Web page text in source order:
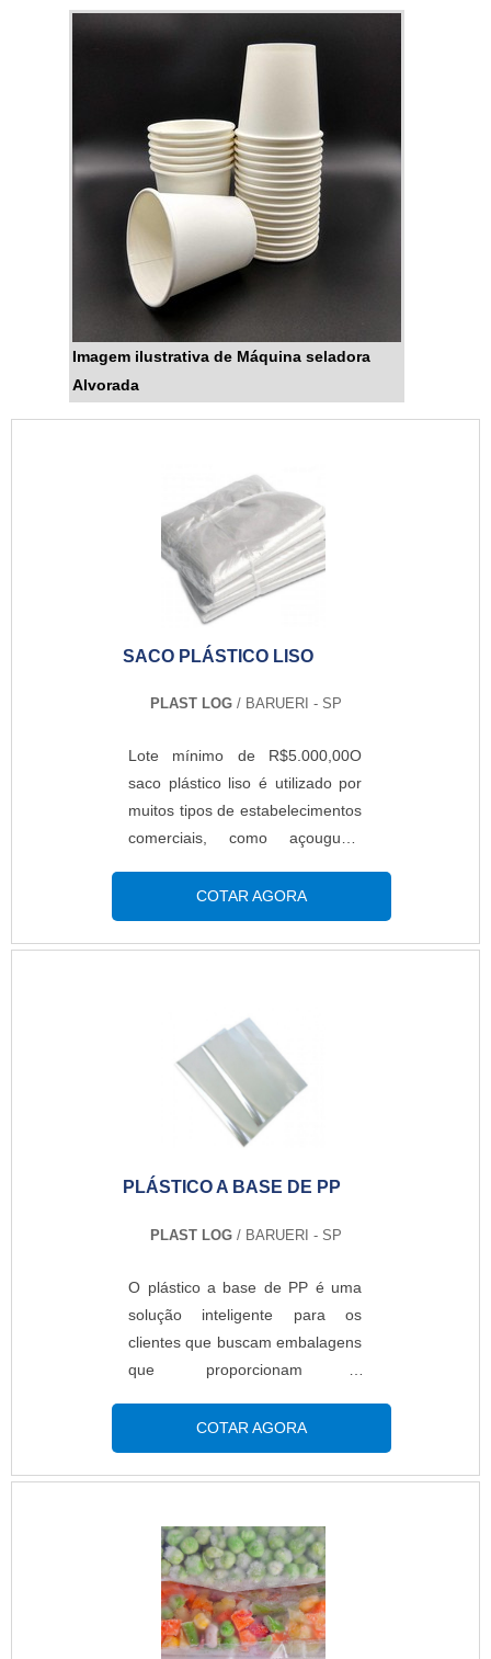
Imagem ilustrativa de Máquina seladora
Alvorada
SACO PLÁSTICO LISO
PLAST LOG/ BARUERI - SP
Lote mínimo de R$5.000,00O
saco plástico liso é utilizado por
muitos tipos de estabelecimentos
comerciais, como açougues,
restaurantes, indústrias, enfim,
são diversas as empresas que
fazem o seu uso. O saco faz
mais diversos tipos de
produtos.O PRODUTO
APRESENTA DIVERSOS
MODELOSAs empresas que são
especializadas na fabricação
com um maquinário apropriado,
no transporte de utensílios, para
agrupar os produtos no mesmo
local. Alguns produtos são
fabricados sem impressão de
propaganda, o que deixa um
COTAR AGORA
PLÁSTICO A BASE DE PP
PLAST LOG/ BARUERI - SP
O plástico a base de PP é uma
solução inteligente para os
clientes que buscam embalagens
que proporcionam o
forma segura e competente..
COTAR AGORA